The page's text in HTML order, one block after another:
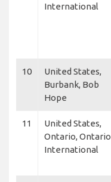
International
10
United States,
Burbank, Bob
Hope
11
United States,
Ontario, Ontario
International